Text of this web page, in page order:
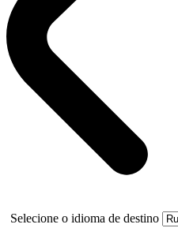
Selecione o idioma de destino